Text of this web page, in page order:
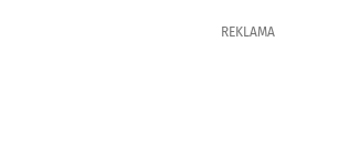
REKLAMA